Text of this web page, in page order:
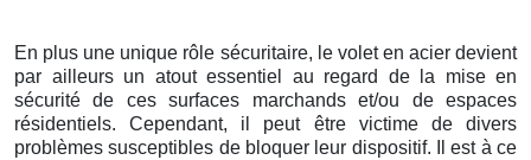
En plus une unique rôle sécuritaire, le volet en acier devient
par ailleurs un atout essentiel au regard de la mise en
sécurité de ces surfaces marchands et/ou de espaces
résidentiels. Cependant, il peut être victime de divers
problèmes susceptibles de bloquer leur dispositif. Il est à ce